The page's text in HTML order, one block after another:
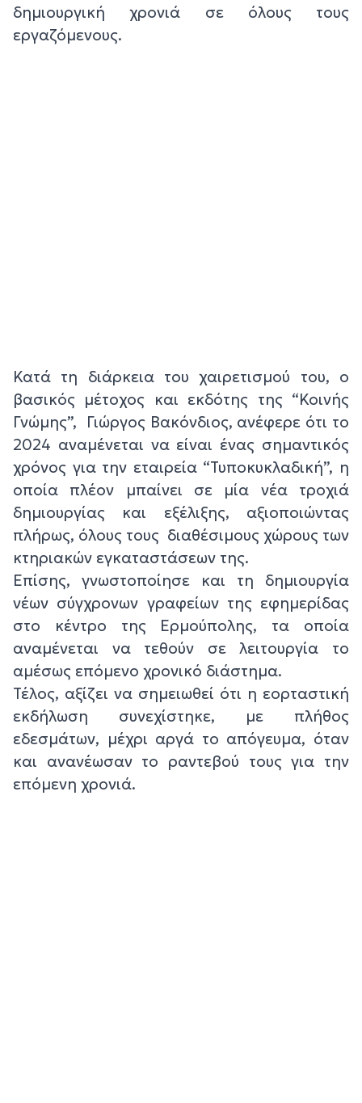
δημιουργική χρονιά σε όλους τους
εργαζόμενους.
Κατά τη διάρκεια του χαιρετισμού του, ο
βασικός μέτοχος και εκδότης της “Κοινής
Γνώμης”, Γιώργος Βακόνδιος, ανέφερε ότι το
2024 αναμένεται να είναι ένας σημαντικός
χρόνος για την εταιρεία “Τυποκυκλαδική”, η
οποία πλέον μπαίνει σε μία νέα τροχιά
δημιουργίας και εξέλιξης, αξιοποιώντας
πλήρως, όλους τους διαθέσιμους χώρους των
κτηριακών εγκαταστάσεων της.
Επίσης, γνωστοποίησε και τη δημιουργία
νέων σύγχρονων γραφείων της εφημερίδας
στο κέντρο της Ερμούπολης, τα οποία
αναμένεται να τεθούν σε λειτουργία το
αμέσως επόμενο χρονικό διάστημα.
Τέλος, αξίζει να σημειωθεί ότι η εορταστική
εκδήλωση συνεχίστηκε, με πλήθος
εδεσμάτων, μέχρι αργά το απόγευμα, όταν
και ανανέωσαν το ραντεβού τους για την
επόμενη χρονιά.